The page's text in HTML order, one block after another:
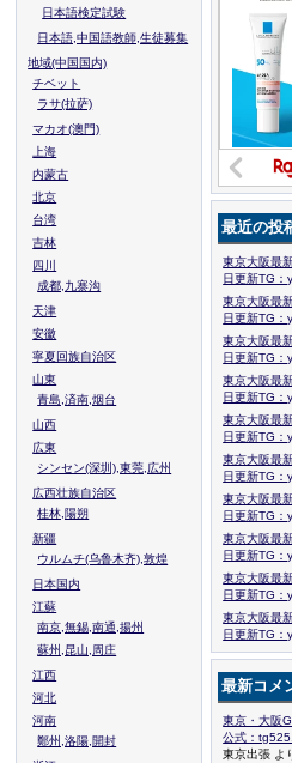
日本語検定試験
日本語,中国語教師,生徒募集
地域(中国国内)
チベット
ラサ(拉萨)
マカオ(澳門)
上海
内蒙古
北京
台湾
吉林
四川
成都,九寨沟
天津
安徽
寧夏回族自治区
山東
青島,済南,烟台
山西
広東
シンセン(深圳),東莞,広州
広西壮族自治区
桂林,陽朔
新疆
ウルムチ(乌鲁木齐),敦煌
日本国内
江蘇
南京,無錫,南通,揚州
蘇州,昆山,周庄
江西
河北
河南
鄭州,洛陽,開封
最近の投
東京大阪最
日更新TG：
東京大阪最
日更新TG：
東京大阪最
日更新TG：
東京大阪最
日更新TG：
東京大阪最
日更新TG：
東京大阪最
日更新TG：
東京大阪最
日更新TG：
東京大阪最
日更新TG：
東京大阪最
日更新TG：
東京大阪最
日更新TG：
最新コメ
東京・大阪
公式：
東京出張 よ